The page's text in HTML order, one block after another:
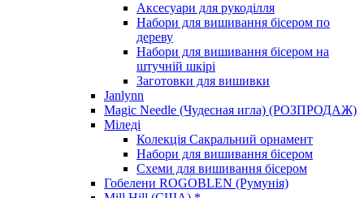
Аксесуари для рукоділля
Набори для вишивання бісером по
дереву
Набори для вишивання бісером на
штучній шкірі
Заготовки для вишивки
Janlynn
Magic Needle (Чудесная игла) (РОЗПРОДАЖ)
Міледі
Колекція Сакральний орнамент
Набори для вишивання бісером
Схеми для вишивання бісером
Гобелени ROGOBLEN (Румунія)